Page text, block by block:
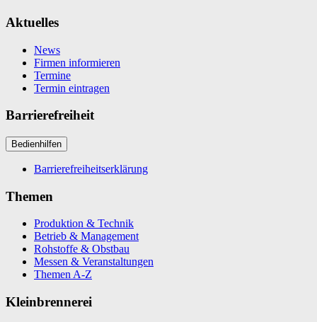
Aktuelles
News
Firmen informieren
Termine
Termin eintragen
Barrierefreiheit
Bedienhilfen
Barrierefreiheitserklärung
Themen
Produktion & Technik
Betrieb & Management
Rohstoffe & Obstbau
Messen & Veranstaltungen
Themen A-Z
Kleinbrennerei